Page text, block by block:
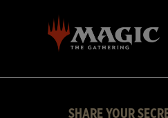
SHARE YOUR